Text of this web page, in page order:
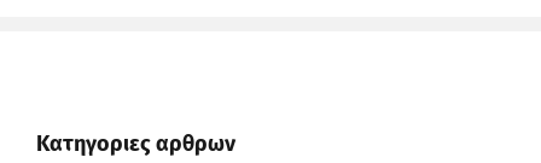
Κατηγοριες αρθρων